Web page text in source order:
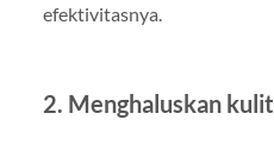
efektivitasnya.
2. Menghaluskan kulit